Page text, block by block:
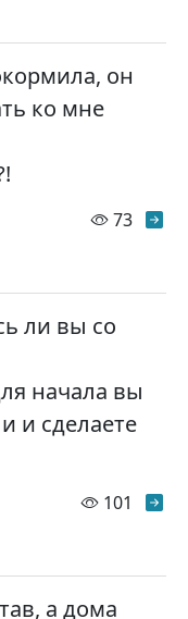
он
ко мне
73
ли вы со
начала вы
и сделаете
101
а дома